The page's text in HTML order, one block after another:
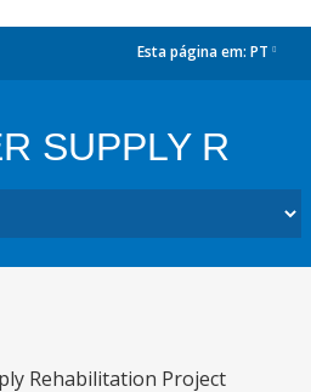
Esta página em: PT
SUPPLY R
Rehabilitation Project